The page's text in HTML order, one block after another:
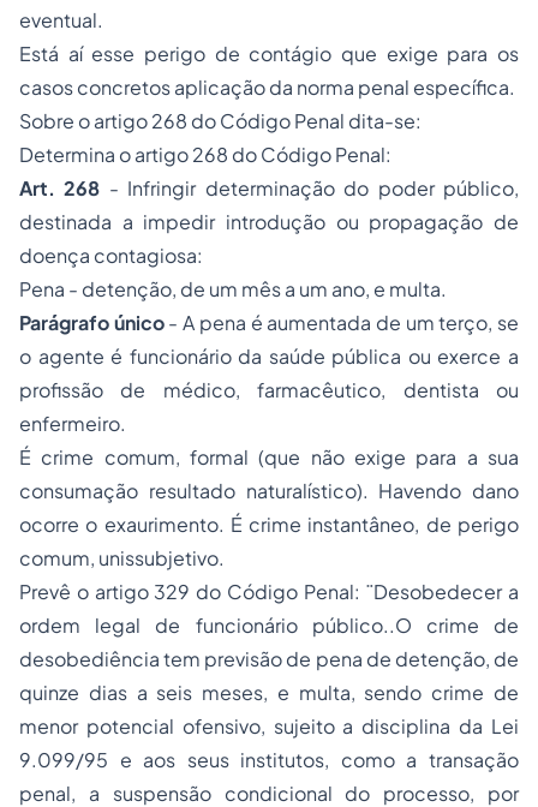
eventual.
Está aí esse perigo de contágio que exige para os
casos concretos aplicação da norma penal específica.
Sobre o artigo 268 do Código Penal dita-se:
Determina o artigo 268 do Código Penal:
Art. 268 - Infringir determinação do poder público,
destinada a impedir introdução ou propagação de
doença contagiosa:
Pena - detenção, de um mês a um ano, e multa.
Parágrafo único- A pena é aumentada de um terço, se
o agente é funcionário da saúde pública ou exerce a
profissão de médico, farmacêutico, dentista ou
enfermeiro.
É crime comum, formal (que não exige para a sua
consumação resultado naturalístico). Havendo dano
ocorre o exaurimento. É crime instantâneo, de perigo
comum, unissubjetivo.
Prevê o artigo 329 do Código Penal: ¨Desobedecer a
ordem legal de funcionário público..O crime de
desobediência tem previsão de pena de detenção, de
quinze dias a seis meses, e multa, sendo crime de
menor potencial ofensivo, sujeito a disciplina da Lei
9.099/95 e aos seus institutos, como a transação
penal, a suspensão condicional do processo, por